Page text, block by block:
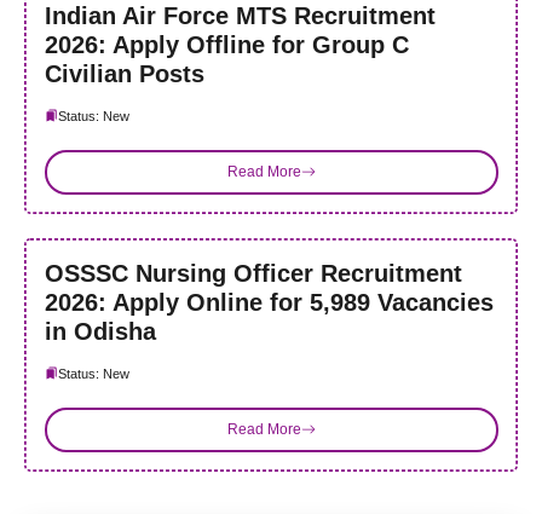
Indian Air Force MTS Recruitment
2026: Apply Offline for Group C
Civilian Posts
Status: New
Read More
OSSSC Nursing Officer Recruitment
2026: Apply Online for 5,989 Vacancies
in Odisha
Status: New
Read More